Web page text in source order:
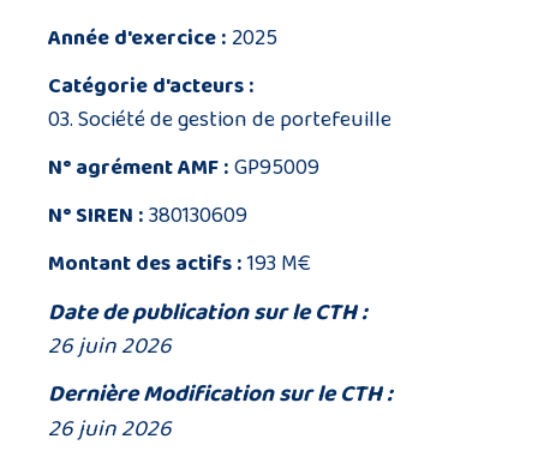
Année d'exercice :2025
Catégorie d'acteurs :
03. Société de gestion de portefeuille
N° agrément AMF :GP95009
N° SIREN :380130609
Montant des actifs :193 M€
Date de publication sur le CTH :
26 juin 2026
Dernière Modification sur le CTH :
26 juin 2026